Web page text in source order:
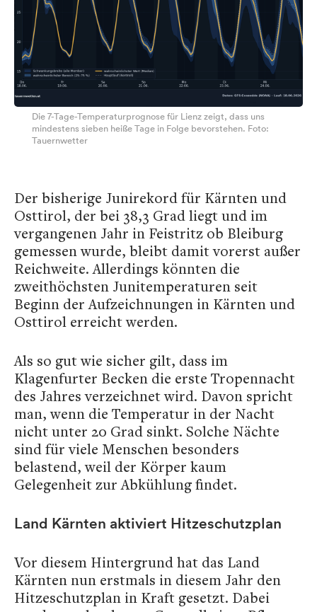
Die 7-Tage-Temperaturprognose für Lienz zeigt, dass uns
mindestens sieben heiße Tage in Folge bevorstehen. Foto:
Tauernwetter
Der bisherige Junirekord für Kärnten und
Osttirol, der bei 38,3 Grad liegt und im
vergangenen Jahr in Feistritz ob Bleiburg
gemessen wurde, bleibt damit vorerst außer
Reichweite. Allerdings könnten die
zweithöchsten Junitemperaturen seit
Beginn der Aufzeichnungen in Kärnten und
Osttirol erreicht werden.
Als so gut wie sicher gilt, dass im
Klagenfurter Becken die erste Tropennacht
des Jahres verzeichnet wird. Davon spricht
man, wenn die Temperatur in der Nacht
nicht unter 20 Grad sinkt. Solche Nächte
sind für viele Menschen besonders
belastend, weil der Körper kaum
Gelegenheit zur Abkühlung findet.
Land Kärnten aktiviert Hitzeschutzplan
Vor diesem Hintergrund hat das Land
Kärnten nun erstmals in diesem Jahr den
Hitzeschutzplan in Kraft gesetzt. Dabei